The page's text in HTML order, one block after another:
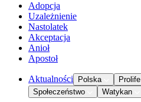
Adopcja
Uzależnienie
Nastolatek
Akceptacja
Anioł
Apostoł
Aktualności Polska Prolife
Społeczeństwo
Watykan